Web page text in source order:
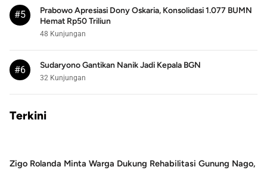
#5
Prabowo Apresiasi Dony Oskaria, Konsolidasi 1.077 BUMN
Hemat Rp50 Triliun
48 Kunjungan
#6 Sudaryono Gantikan Nanik Jadi Kepala BGN
32 Kunjungan
Terkini
Zigo Rolanda Minta Warga Dukung Rehabilitasi Gunung Nago,